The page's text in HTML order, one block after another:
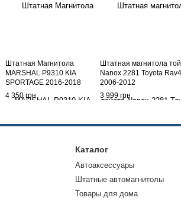
Штатная Магнитола
MARSHAL P9310 KIA
SPORTAGE 2016-2018
Android
4 350 грн
Штатная магнитола
Nanox 2281 Toyota Rav4
2006-2012
3 999 грн
Каталог
Автоаксессуары
Штатные автомагнитолы
Товары для дома